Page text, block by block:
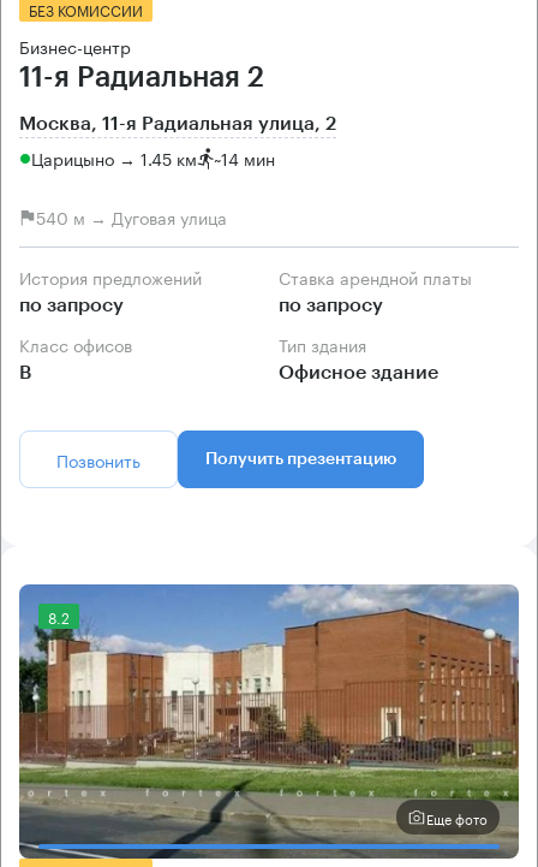
БЕЗ КОМИССИИ
Бизнес-центр
11-я Радиальная 2
Москва, 11-я Радиальная улица, 2
Царицыно → 1.45 км ~14 мин
540 м → Дуговая улица
История предложений
по запросу
Ставка арендной платы
по запросу
Класс офисов
B
Тип здания
Офисное здание
Позвонить Получить презентацию
8.2
Еще фото